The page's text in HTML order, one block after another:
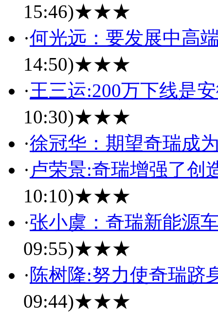
15:46)★★★
·何光远：要发展中高
14:50)★★★
·王三运:200万下线是
10:30)★★★
·徐冠华：期望奇瑞成
· 卢荣景:奇瑞增强了创
10:10)★★★
·张小虞：奇瑞新能源
09:55)★★★
·陈树隆:努力使奇瑞跻
09:44)★★★